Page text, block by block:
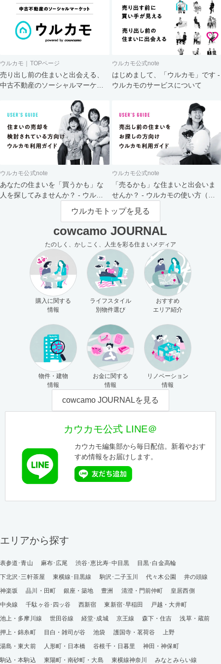
ウルカモ｜TOPページ
売り出し前の住まいと出会える、
中古不動産のソーシャルマーケッ
ウルカモ公式note
はじめまして、「ウルカモ」です -
ウルカモのサービスについて
ウルカモ公式note
あなたの住まいを「買うかも」な
人を探してみませんか？ - ウルカ
ウルカモ公式note
「売るかも」な住まいと出会いま
せんか？ - ウルカモの使い方（買
主さま向け）
ウルカモトップを見る
cowcamo JOURNAL
たのしく、かしこく、人生を彩る住まいメディア
購入に関する
情報
ライフスタイル
別物件選び
おすすめ
エリア紹介
物件・建物
情報
お金に関する
情報
リノベーション
情報
cowcamo JOURNALを見る
カウカモ公式 LINE＠
カウカモ編集部から毎日配信。新着やおす
すめ情報をお届けします。
エリアから探す
表参道･青山 麻布･広尾 渋谷･恵比寿･中目黒
目黒･白金高輪
下北沢･三軒茶屋
東横線･目黒線 駒沢･二子玉川 代々木公園
井の頭線
神楽坂
品川・田町 銀座・築地 豊洲 清澄・門前仲町
皇居西側
中央線
千駄ヶ谷･四ッ谷 西新宿 東新宿･早稲田
戸越・大井町
池上・多摩川線
世田谷線 経堂･成城 京王線 森下・住吉
浅草・蔵前
押上・錦糸町
目白・雑司が谷 池袋 護国寺・茗荷谷
上野
湯島・東大前
人形町・日本橋 谷根千・日暮里
神田・神保町
駒込・本駒込
東陽町・南砂町・大島 東横線神奈川
みなとみらい線